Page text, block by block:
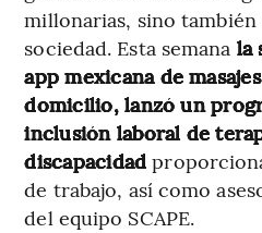
millonarias, sino
sociedad. Esta semana la
app mexicana de
domicilio, lanzó un
inclusión laboral de
discapacidad
de trabajo, así como
del equipo SCAPE.